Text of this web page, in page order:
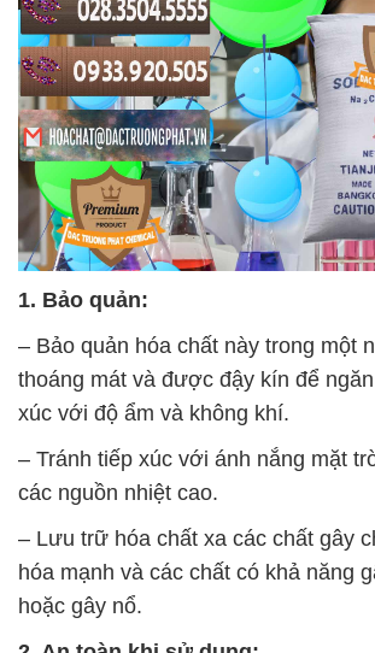
1. Bảo quản:
– Bảo quản hóa chất này trong một
thoáng mát và được đậy kín để
xúc với độ ẩm và không khí.
– Tránh tiếp xúc với ánh nắng mặt
các nguồn nhiệt cao.
– Lưu trữ hóa chất xa các chất gây
hóa mạnh và các chất có khả năng
hoặc gây nổ.